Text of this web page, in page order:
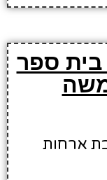
ספר
ארחות